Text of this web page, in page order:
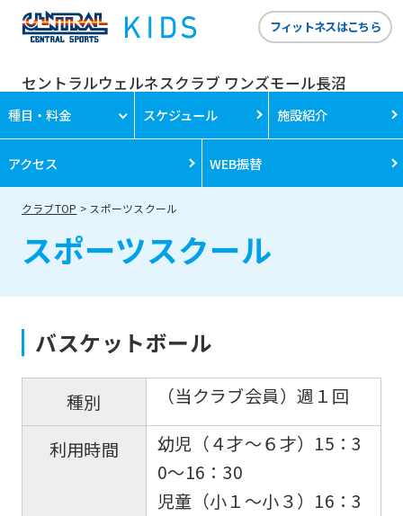
セントラルウェルネスクラブ ワンズモール長沼
フィットネスはこちら
種目・料金 スケジュール 施設紹介
アクセス WEB振替
クラブTOP スポーツスクール
スポーツスクール
バスケットボール
種別 （当クラブ会員）週１回
利用時間
幼児（４才〜６才）15：3
0〜16：30
児童（小１〜小３）16：3